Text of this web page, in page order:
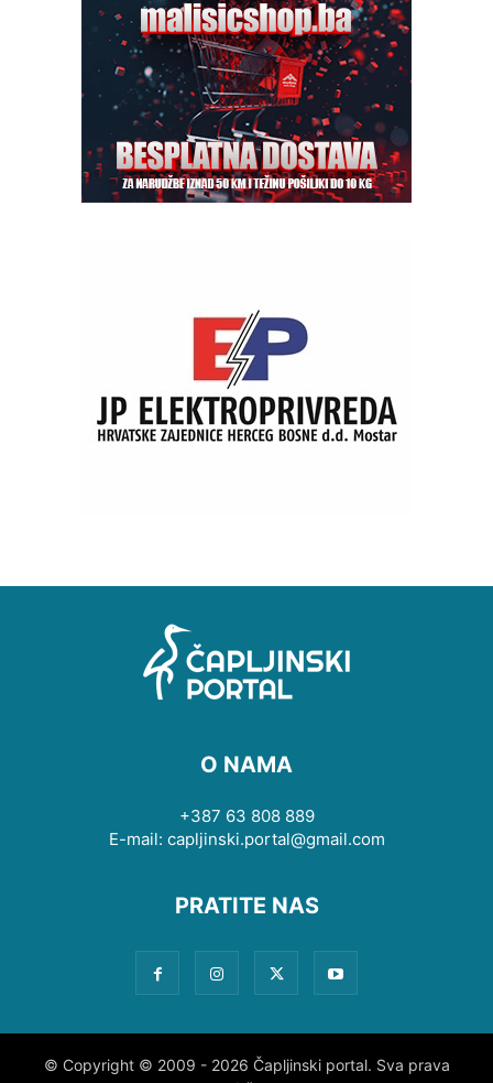
O NAMA
+387 63 808 889
E-mail: capljinski.portal@gmail.com
PRATITE NAS
© Copyright © 2009 - 2026 Čapljinski portal. Sva prava